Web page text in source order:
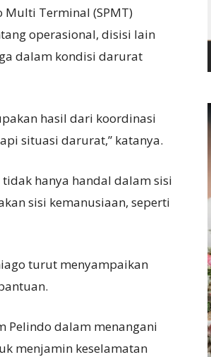
Terminal (SPMT)
operasional, disisi lain
dalam kondisi darurat
hasil dari koordinasi
situasi darurat,” katanya.
hanya handal dalam sisi
sisi kemanusiaan, seperti
turut menyampaikan
Pelindo dalam menangani
menjamin keselamatan